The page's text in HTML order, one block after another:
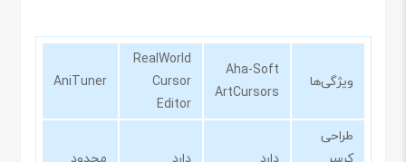
ویژگی‌ها
Aha-Soft
ArtCursors
RealWorld
Cursor
Editor
AniTuner
طراحی